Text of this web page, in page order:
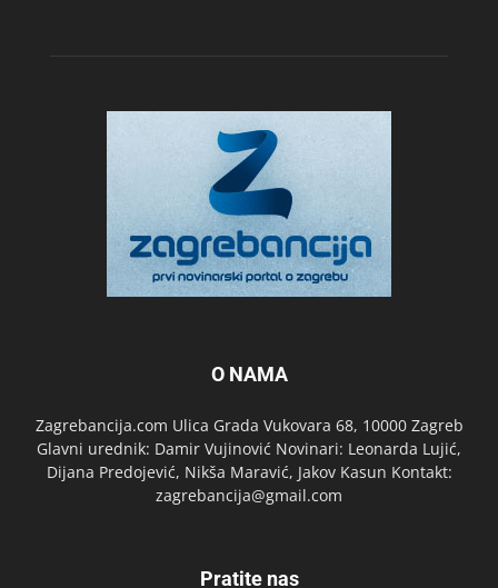
O NAMA
Zagrebancija.com Ulica Grada Vukovara 68, 10000 Zagreb
Glavni urednik: Damir Vujinović Novinari: Leonarda Lujić,
Dijana Predojević, Nikša Maravić, Jakov Kasun Kontakt:
zagrebancija@gmail.com
Pratite nas